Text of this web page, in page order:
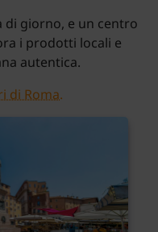
di giorno, e un centro
i prodotti locali e
autentica.
di Roma.